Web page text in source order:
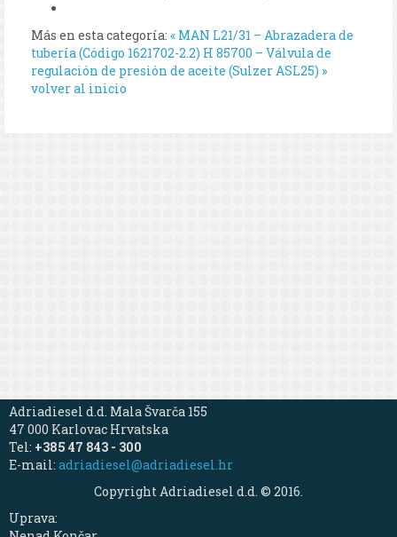
Más en esta categoría: « MAN L21/31 – Abrazadera de
tubería (Código 1621702-2.2) H 85700 – Válvula de
regulación de presión de aceite (Sulzer ASL25) »
volver al inicio
Adriadiesel d.d. Mala Švarča 155
47 000 Karlovac Hrvatska
Tel: +385 47 843 - 300
E-mail: adriadiesel@adriadiesel.hr
Copyright Adriadiesel d.d. © 2016.
Uprava: